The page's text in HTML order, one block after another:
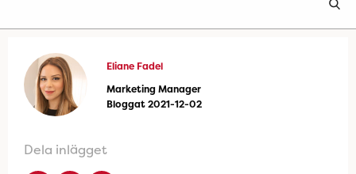
Eliane Fadel
Marketing Manager
Bloggat 2021-12-02
Dela inlägget